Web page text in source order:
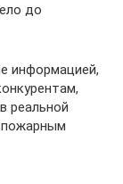
до
информацией,
реальной
пожарным